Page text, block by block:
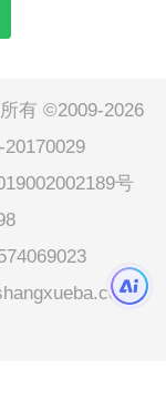
有 ©2009-2026
号